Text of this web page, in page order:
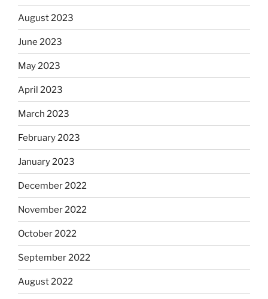
August 2023
June 2023
May 2023
April 2023
March 2023
February 2023
January 2023
December 2022
November 2022
October 2022
September 2022
August 2022